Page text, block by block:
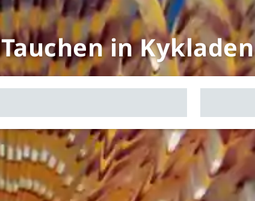
Tauchen in Kykladen